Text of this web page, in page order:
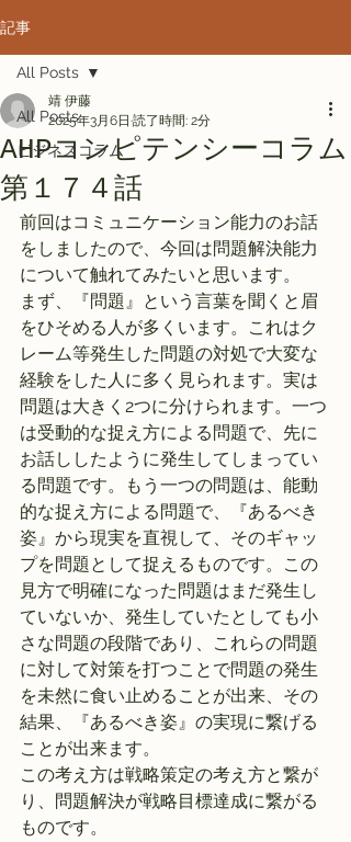
記事
All Posts
ビジネスコラム
All Posts
AHPコンピテンシーコラム
第１７４話
靖 伊藤
2025年3月6日 読了時間: 2分
前回はコミュニケーション能力のお話
をしましたので、今回は問題解決能力
について触れてみたいと思います。
まず、『問題』という言葉を聞くと眉
をひそめる人が多くいます。これはク
レーム等発生した問題の対処で大変な
経験をした人に多く見られます。実は
問題は大きく2つに分けられます。一つ
は受動的な捉え方による問題で、先に
お話ししたように発生してしまってい
る問題です。もう一つの問題は、能動
的な捉え方による問題で、『あるべき
姿』から現実を直視して、そのギャッ
プを問題として捉えるものです。この
見方で明確になった問題はまだ発生し
ていないか、発生していたとしても小
さな問題の段階であり、これらの問題
に対して対策を打つことで問題の発生
を未然に食い止めることが出来、その
結果、『あるべき姿』の実現に繋げる
ことが出来ます。
この考え方は戦略策定の考え方と繋が
り、問題解決が戦略目標達成に繋がる
ものです。